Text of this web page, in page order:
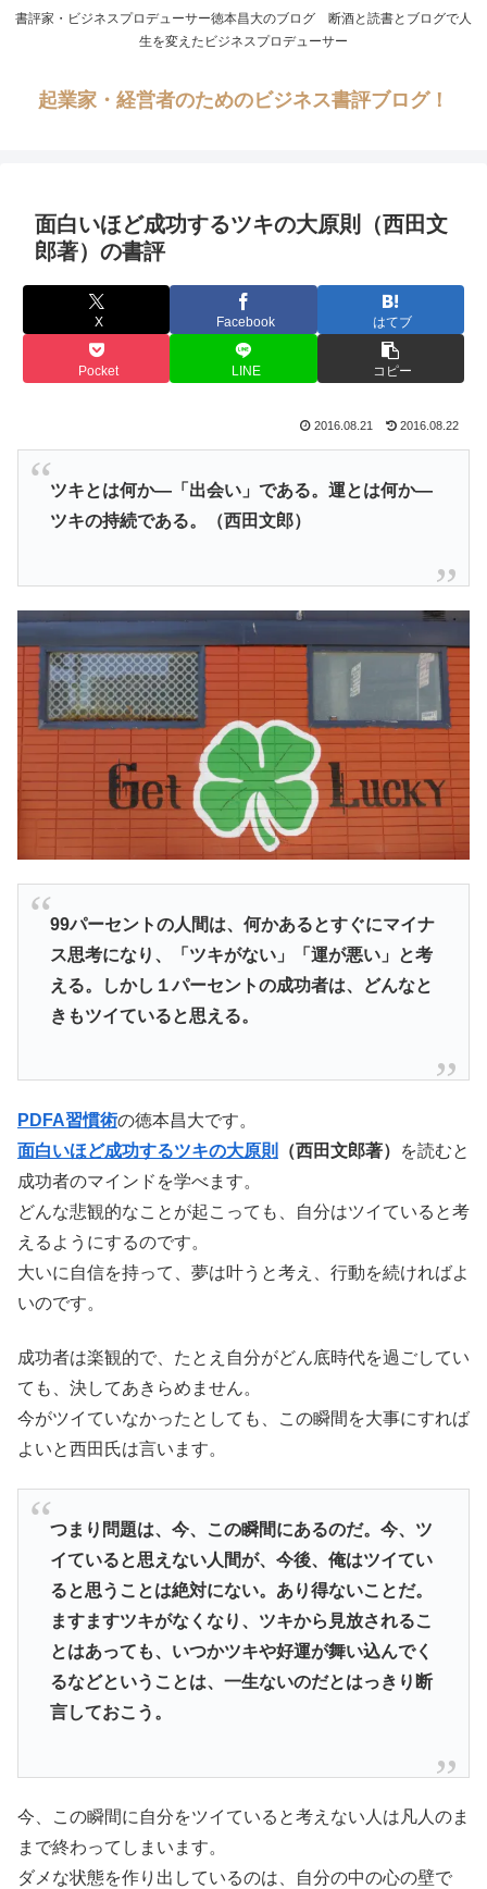
書評家・ビジネスプロデューサー徳本昌大のブログ 断酒と読書とブログで人
生を変えたビジネスプロデューサー
起業家・経営者のためのビジネス書評ブログ！
面白いほど成功するツキの大原則（西田文
郎著）の書評
X Facebook はてブ
Pocket LINE コピー
2016.08.21 2016.08.22
ツキとは何か―「出会い」である。運とは何か―
ツキの持続である。（西田文郎）
99パーセントの人間は、何かあるとすぐにマイナ
ス思考になり、「ツキがない」「運が悪い」と考
える。しかし１パーセントの成功者は、どんなと
きもツイていると思える。
PDFA習慣術の徳本昌大です。
面白いほど成功するツキの大原則
（西田文郎著）
を読むと
成功者のマインドを学べます。
どんな悲観的なことが起こっても、自分はツイていると考
えるようにするのです。
大いに自信を持って、夢は叶うと考え、行動を続ければよ
いのです。
成功者は楽観的で、たとえ自分がどん底時代を過ごしてい
ても、決してあきらめません。
今がツイていなかったとしても、この瞬間を大事にすれば
よいと西田氏は言います。
つまり問題は、今、この瞬間にあるのだ。今、ツ
イていると思えない人間が、今後、俺はツイてい
ると思うことは絶対にない。あり得ないことだ。
ますますツキがなくなり、ツキから見放されるこ
とはあっても、いつかツキや好運が舞い込んでく
るなどということは、一生ないのだとはっきり断
言しておこう。
今、この瞬間に自分をツイていると考えない人は凡人のま
まで終わってしまいます。
ダメな状態を作り出しているのは、自分の中の心の壁で